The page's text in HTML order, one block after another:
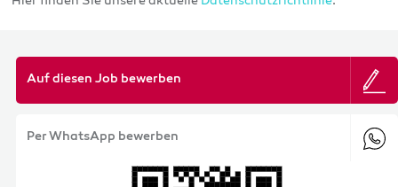
Auf diesen Job bewerben
Per WhatsApp bewerben